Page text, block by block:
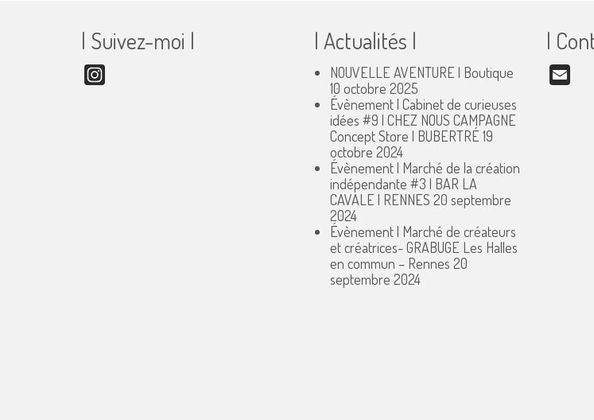
| Suivez-moi | | Actualités |
NOUVELLE AVENTURE | Boutique
10 octobre 2025
Évènement | Cabinet de curieuses
idées #9 | CHEZ NOUS CAMPAGNE
Concept Store | BUBERTRÉ 19
octobre 2024
Évènement | Marché de la création
indépendante #3 | BAR LA
CAVALE | RENNES 20 septembre
2024
Évènement | Marché de créateurs
et créatrices- GRABUGE Les Halles
en commun – Rennes 20
septembre 2024
|